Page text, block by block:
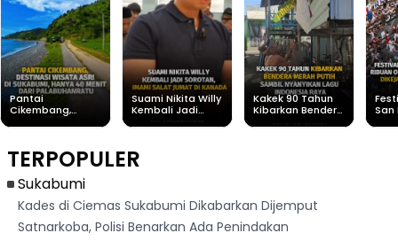
Pantai
Cikembang,
Dari
Palabuhanratu
Suami Nikita Willy
Kembali Jadi
Kakek 90 Tahun
Kibarkan Bendera
San
TERPOPULER
Sukabumi
Kades di Ciemas Sukabumi Dikabarkan Dijemput
Satnarkoba, Polisi Benarkan Ada Penindakan